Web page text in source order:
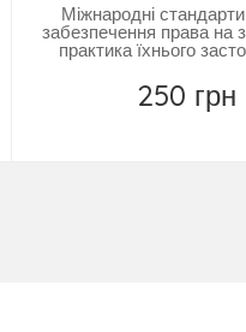
Міжнародні стандарти
забезпечення права на
практика їхнього
250 грн